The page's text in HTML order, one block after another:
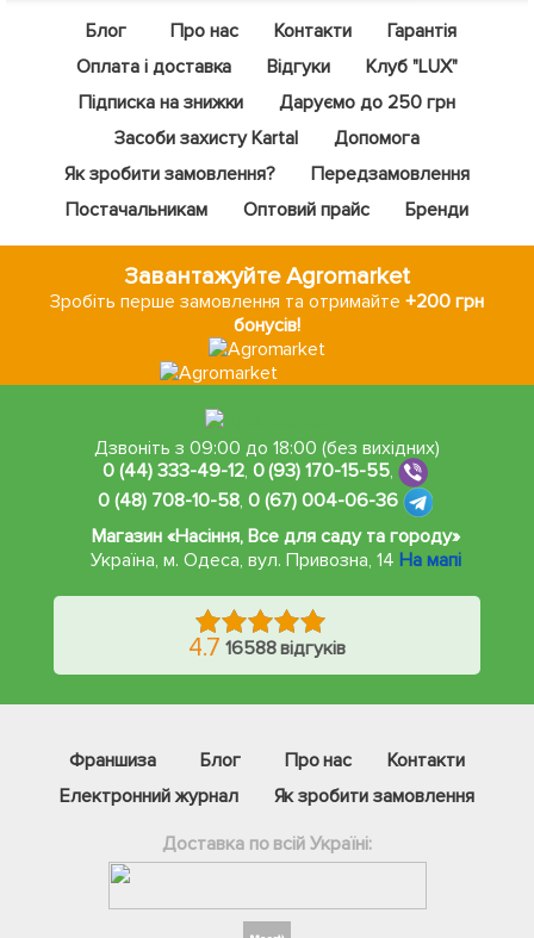
Блог Про нас Контакти
Гарантія
Оплата і доставка
Відгуки
Клуб "LUX"
Підписка на знижки
Даруємо до 250 грн
Засоби захисту Kartal
Допомога
Як зробити замовлення?
Передзамовлення
Постачальникам
Оптовий прайс Бренди
Завантажуйте Agromarket
Зробіть перше замовлення та отримайте+200 грн
бонусів!
Дзвоніть з 09:00 до 18:00 (без вихідних)
0 (44) 333-49-12, 0 (93) 170-15-55,
0 (48) 708-10-58, 0 (67) 004-06-36
Магазин «Насіння, Все для саду та городу»
Україна, м. Одеса,вул. Привозна, 14 На мапі
4.7 16588 відгуків
Франшиза Блог Про нас
Контакти
Електронний журнал
Як зробити замовлення
Доставка по всій Україні: